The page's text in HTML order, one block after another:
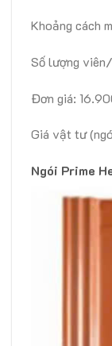
Khoảng cách
Số lượng
Đơn giá:
Giá vật tư
Ngói Prime